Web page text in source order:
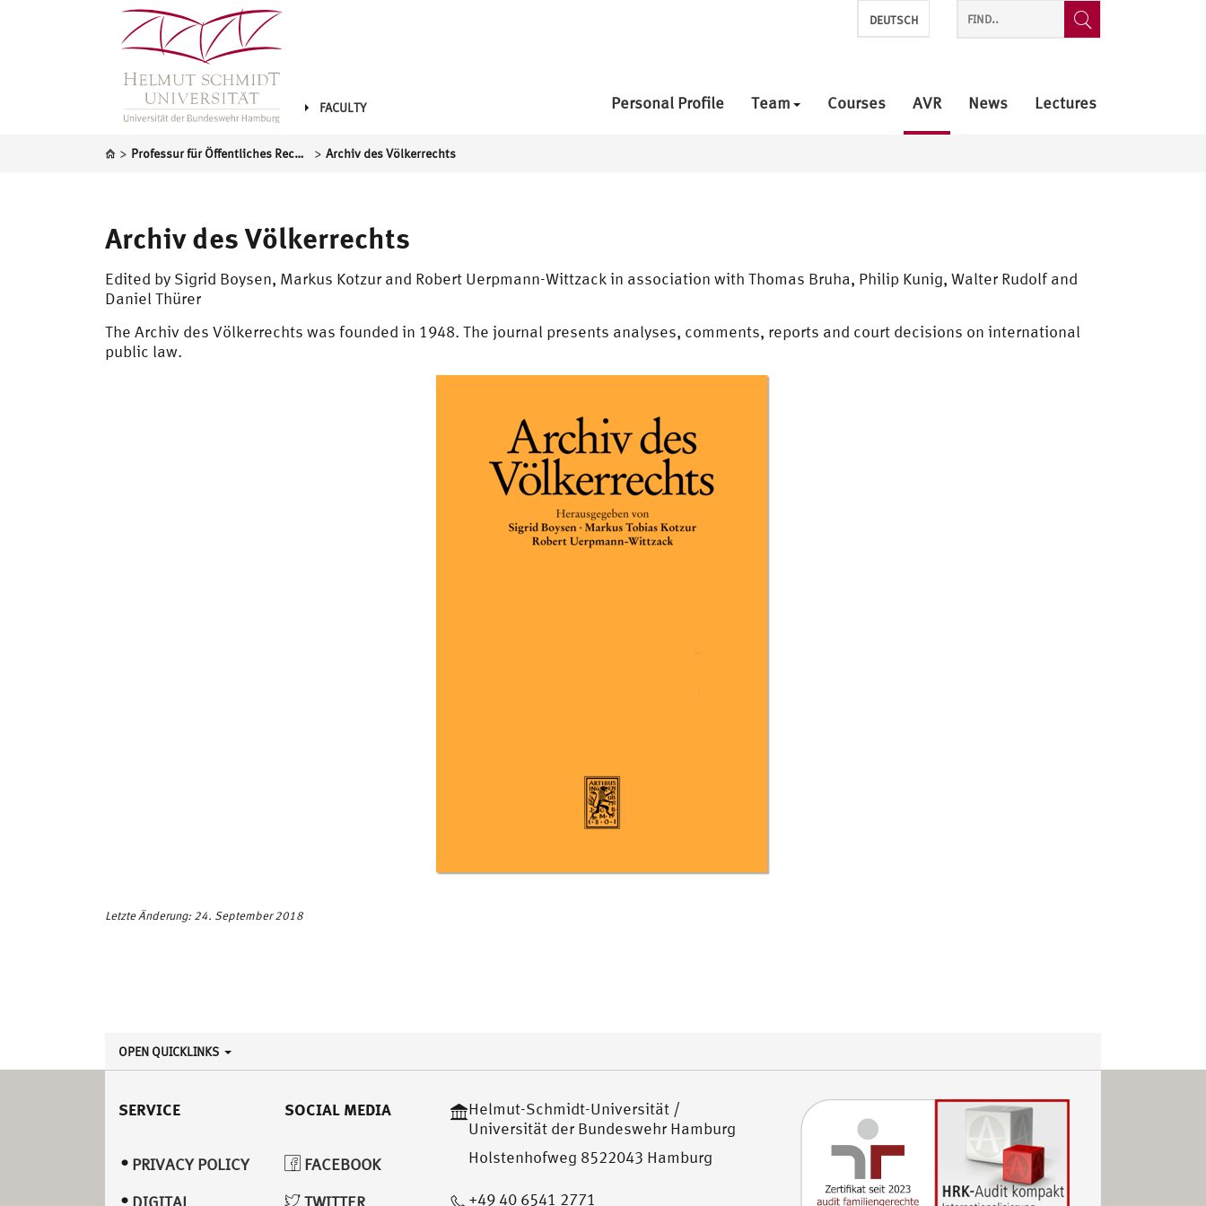
FACULTY
DEUTSCH
Personal Profile Team Courses AVR News Lectures
> Professur für Öffentliches Recht, insbesondere Völkerrecht und Europarecht > Archiv des Völkerrechts
Archiv des Völkerrechts
Edited by Sigrid Boysen, Markus Kotzur and Robert Uerpmann-Wittzack in association with Thomas Bruha, Philip Kunig, Walter Rudolf and
Daniel Thürer
The Archiv des Völkerrechts was founded in 1948. The journal presents analyses, comments, reports and court decisions on international
public law.
Letzte Änderung: 24. September 2018
OPEN QUICKLINKS
SERVICE
PRIVACY POLICY
DIGITAL
SOCIAL MEDIA
FACEBOOK
TWITTER
Helmut-Schmidt-Universität /
Universität der Bundeswehr Hamburg
Holstenhofweg 8522043 Hamburg
+49 40 6541 2771